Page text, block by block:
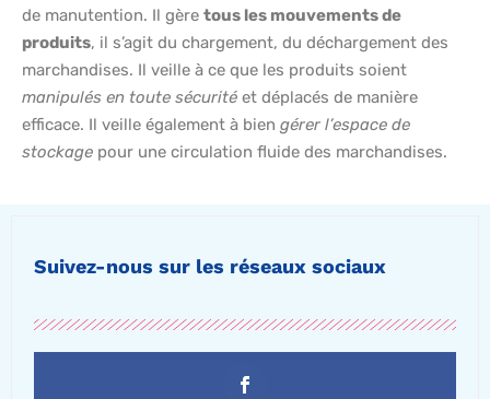
de manutention. Il gère tous les mouvements de
produits, il s’agit du chargement, du déchargement des
marchandises. Il veille à ce que les produits soient
manipulés en toute sécurité et déplacés de manière
efficace. Il veille également à bien gérer l’espace de
stockage pour une circulation fluide des marchandises.
Suivez-nous sur les réseaux sociaux